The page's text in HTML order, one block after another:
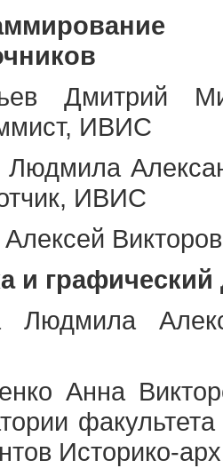
Дмитрий
ИВИС
Людмила
ИВИС
и графический
Людмила
Анна
Историко-